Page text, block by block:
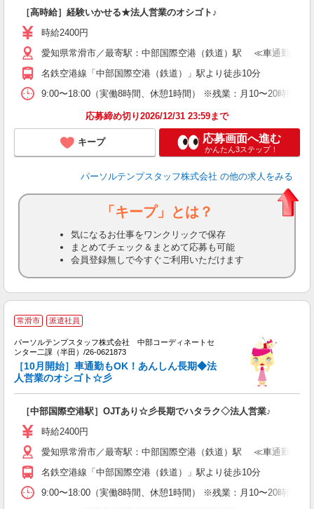
［高時給］経験いかせる★法人営業のオシゴト♪
時給2400円
愛知県常滑市／最寄駅：中部国際空港（鉄道）駅 ≪車通勤可≫
名鉄空港線「中部国際空港（鉄道）」駅より徒歩10分
9:00〜18:00（実働8時間、休憩1時間） ※残業：月10〜20時間程
応募締め切り2026/12/31 23:59まで
キープ 応募画面へ進む
かんたん3ステップ！
パーソルテンプスタッフ株式会社 の他の求人をみる
「キープ」とは？
気になるお仕事をワンクリックで保存
まとめてチェック＆まとめて応募も可能
会員登録無しで今すぐご利用いただけます
常滑市 派遣社員
パーソルテンプスタッフ株式会社 中部コーディネートセ
ンター二課（半田）/26-0621873
［10月開始］車通勤もOK！あんしん長期◆法
人営業のオシゴト☆彡
［中部国際空港駅］OJTあり☆彡長期でハタラク◇法人営業♪
時給2400円
愛知県常滑市／最寄駅：中部国際空港（鉄道）駅 ≪車通勤可≫
名鉄空港線「中部国際空港（鉄道）」駅より徒歩10分
9:00〜18:00（実働8時間、休憩1時間） ※残業：月10〜20時間程